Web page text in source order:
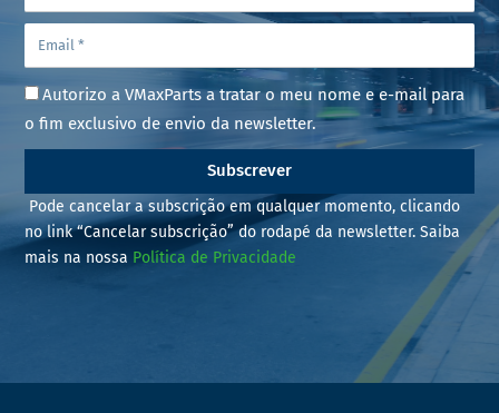
Autorizo a VMaxParts a tratar o meu nome e e-mail para
o fim exclusivo de envio da newsletter.
Subscrever
Pode cancelar a subscrição em qualquer momento, clicando
no link “Cancelar subscrição” do rodapé da newsletter. Saiba
mais na nossa Política de Privacidade